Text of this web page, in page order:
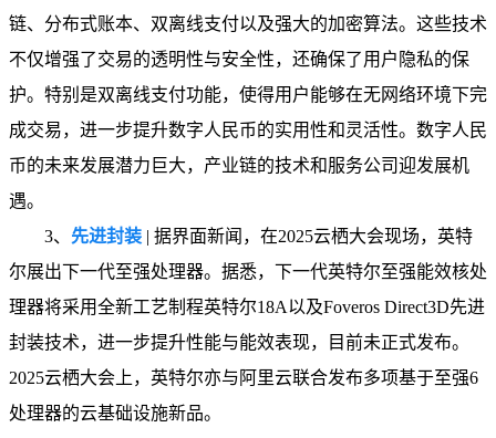
链、分布式账本、双离线支付以及强大的加密算法。这些技术
不仅增强了交易的透明性与安全性，还确保了用户隐私的保
护。特别是双离线支付功能，使得用户能够在无网络环境下完
成交易，进一步提升数字人民币的实用性和灵活性。数字人民
币的未来发展潜力巨大，产业链的技术和服务公司迎发展机
遇。
3、 先进封装 | 据界面新闻，在2025云栖大会现场，英特
尔展出下一代至强处理器。据悉，下一代英特尔至强能效核处
理器将采用全新工艺制程英特尔18A以及Foveros Direct3D先进
封装技术，进一步提升性能与能效表现，目前未正式发布。
2025云栖大会上，英特尔亦与阿里云联合发布多项基于至强6
处理器的云基础设施新品。